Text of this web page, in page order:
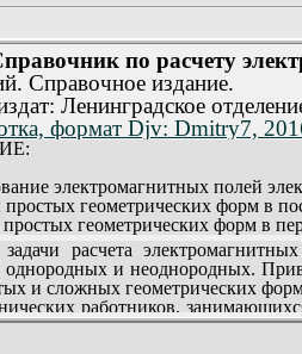
по расчету
Справочное издание.
Ленинградское
формат Djv: Dmitry7,
электромагнитных полей
простых геометрических форм в
геометрических форм в
сложных геометрических форм
оболочки (159).
по проектированию
электромагнитной
соотношения для
расчета
и неоднородных.
и сложных геометрических
работников,
полезна для студентов вузов.